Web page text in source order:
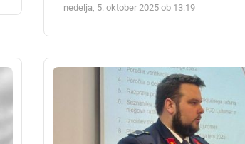
nedelja, 5. oktober 2025 ob 13:19